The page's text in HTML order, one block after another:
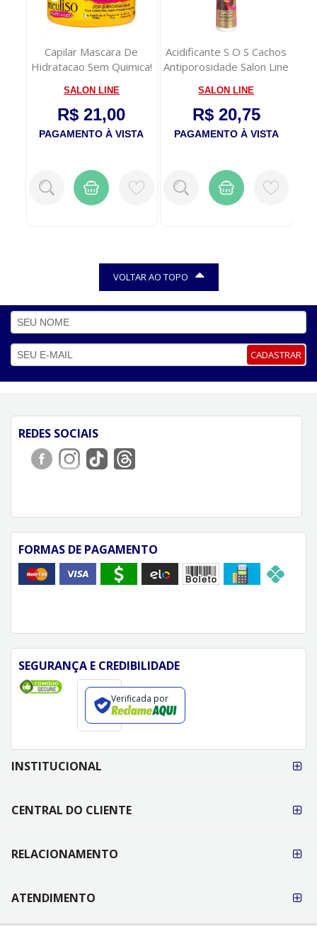
Capilar Mascara De
Hidratacao Sem Quimica!
SALON LINE
R$ 21,00
PAGAMENTO À VISTA
Acidificante S O S Cachos
Antiporosidade Salon Line
SALON LINE
R$ 20,75
PAGAMENTO À VISTA
VOLTAR AO TOPO
CADASTRAR
REDES SOCIAIS
FORMAS DE PAGAMENTO
SEGURANÇA E CREDIBILIDADE
Verificada por
FORMAS DE
PAGAMENTO
INSTITUCIONAL
CENTRAL DO CLIENTE
RELACIONAMENTO
ATENDIMENTO